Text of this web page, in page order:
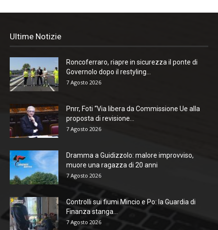
Ultime Notizie
Roncoferraro, riapre in sicurezza il ponte di
Governolo dopo il restyling...
7 Agosto 2026
Pnrr, Foti “Via libera da Commissione Ue alla
proposta di revisione...
7 Agosto 2026
Dramma a Guidizzolo: malore improvviso,
muore una ragazza di 20 anni
7 Agosto 2026
Controlli sui fiumi Mincio e Po: la Guardia di
Finanza stanga...
7 Agosto 2026